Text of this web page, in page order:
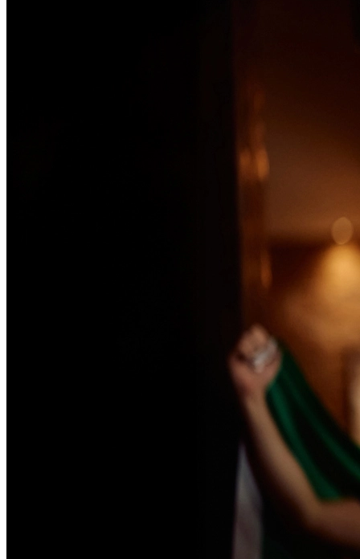
Código Corporativo de Conduta Ética
Educação Financeira
Política de Privacidade